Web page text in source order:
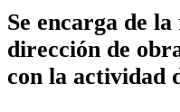
Se encarga de
dirección de
con la actividad